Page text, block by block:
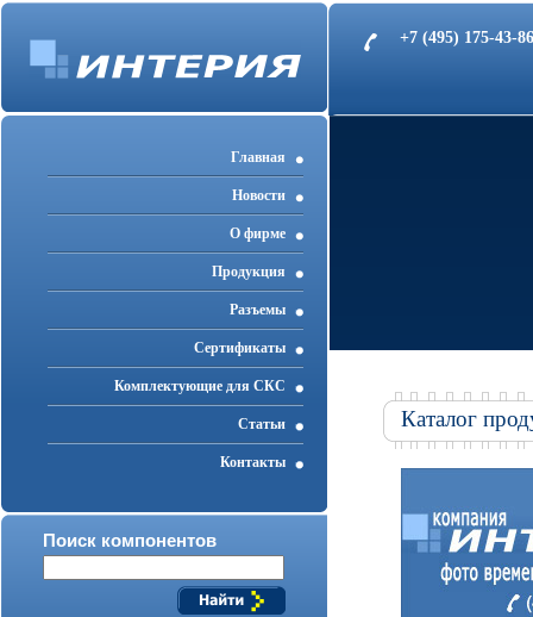
+7 (495) 175-43-
Главная
Новости
О фирме
Продукция
Разъемы
Cертификаты
Комплектующие для СКС
Статьи
Контакты
Поиск компонентов
Каталог